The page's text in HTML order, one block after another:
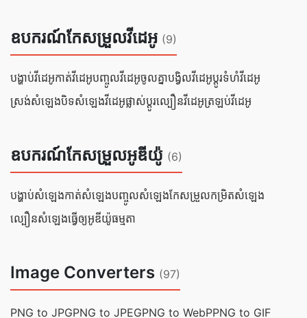
ឧបករណ៍កែសម្រួលវីដេអូ (9)
បង្ហាប់វីដេអូកាត់វីដេអូបញ្ចូលវីដេអូចូលគ្នាបង្វិលវីដេអូប្ដូរទំហំវីដេអូ
ស្រង់សំឡេងបិទសំឡេងវីដេអូផ្លាស់ប្តូរល្បឿនវីដេអូត្រឡប់វីដេអូ
ឧបករណ៍កែសម្រួលអូឌីយ៉ូ (6)
បង្ហាប់​សំឡេងកាត់​សំឡេងបញ្ចូល​សំឡេងកែសម្រួលកម្រិតសំឡេង
ល្បឿនសំឡេងធ្វើ​ឲ្យ​អូឌីយ៉ូ​ធម្មតា
Image Converters (97)
PNG to JPGPNG to JPEGPNG to WebPPNG to GIF